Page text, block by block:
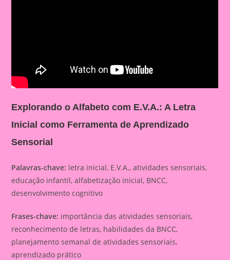
Explorando o Alfabeto com E.V.A.: A Letra
Inicial como Ferramenta de Aprendizado
Sensorial
Palavras-chave: letra inicial, E.V.A., atividades sensoriais,
educação infantil, alfabetização inicial, BNCC,
desenvolvimento cognitivo
Frases-chave: importância das atividades sensoriais,
reconhecimento de letras, habilidades da BNCC,
planejamento semanal de atividades sensoriais,
aprendizado prático